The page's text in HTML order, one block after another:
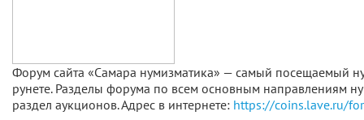
Форум сайта «Самара нумизматика» — самый посещаемый
рунете. Разделы форума по всем основным направлениям
раздел аукционов. Адрес в интернете: https://coins.lave.ru/